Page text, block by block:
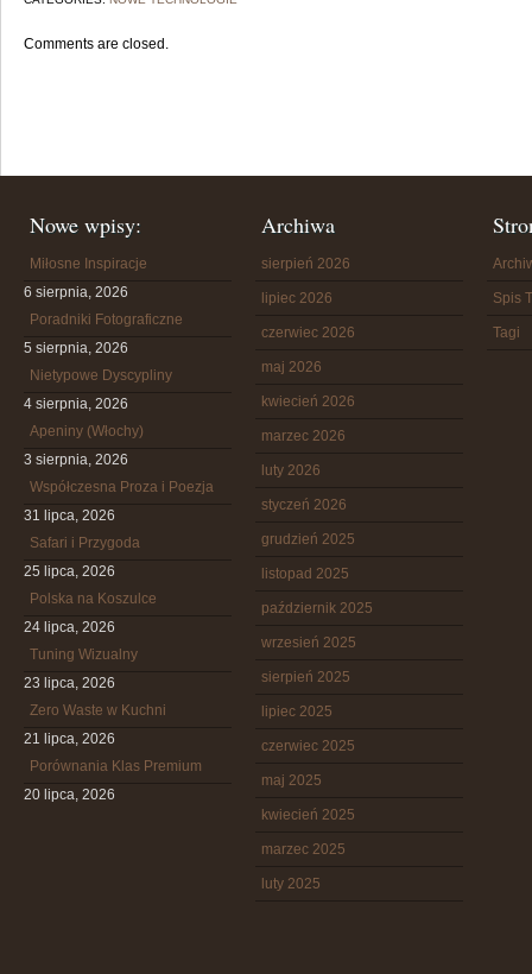
Comments are closed.
Nowe wpisy:
Miłosne Inspiracje
6 sierpnia, 2026
Poradniki Fotograficzne
5 sierpnia, 2026
Nietypowe Dyscypliny
4 sierpnia, 2026
Apeniny (Włochy)
3 sierpnia, 2026
Współczesna Proza i Poezja
31 lipca, 2026
Safari i Przygoda
25 lipca, 2026
Polska na Koszulce
24 lipca, 2026
Tuning Wizualny
23 lipca, 2026
Zero Waste w Kuchni
21 lipca, 2026
Porównania Klas Premium
20 lipca, 2026
Archiwa
sierpień 2026
lipiec 2026
czerwiec 2026
maj 2026
kwiecień 2026
marzec 2026
luty 2026
styczeń 2026
grudzień 2025
listopad 2025
październik 2025
wrzesień 2025
sierpień 2025
lipiec 2025
czerwiec 2025
maj 2025
kwiecień 2025
marzec 2025
luty 2025
Spis
Tagi